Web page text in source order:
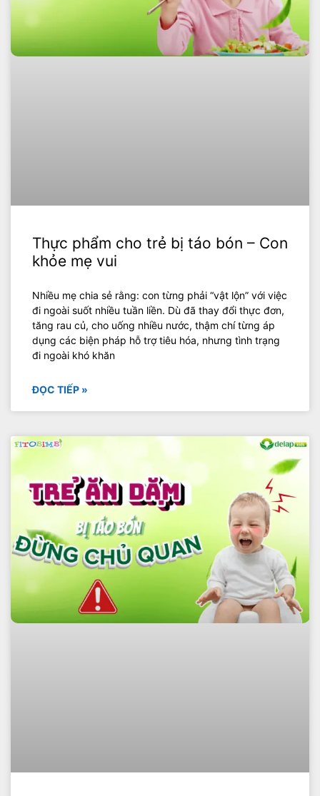
Thực phẩm cho trẻ bị táo bón – Con
khỏe mẹ vui
Nhiều mẹ chia sẻ rằng: con từng phải “vật lộn” với việc
đi ngoài suốt nhiều tuần liền. Dù đã thay đổi thực đơn,
tăng rau củ, cho uống nhiều nước, thậm chí từng áp
dụng các biện pháp hỗ trợ tiêu hóa, nhưng tình trạng
đi ngoài khó khăn
ĐỌC TIẾP »